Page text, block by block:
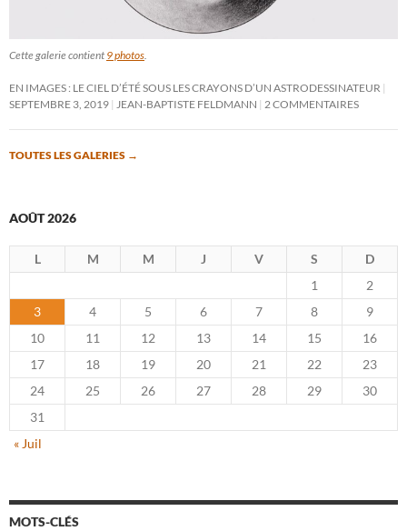
Cette galerie contient 9 photos
EN IMAGES : LE CIEL D’ÉTÉ SOUS LES CRAYONS D’UN ASTRODESSINATEUR
SEPTEMBRE 3, 2019
JEAN-BAPTISTE FELDMANN 2 COMMENTAIRES
TOUTES LES GALERIES →
AOÛT 2026
L M M J V S
D
1
2
3
4 5 6 7 8
9
10
11 12 13 14 15
16
17
18 19 20 21 22
23
24
25 26 27 28 29
30
31
« Juil
MOTS-CLÉS